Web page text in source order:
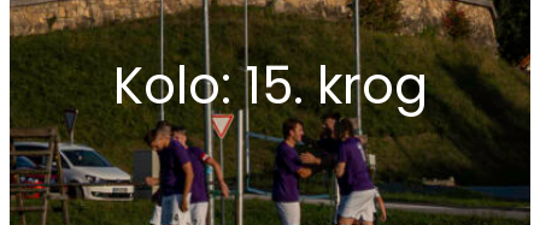
Kolo:15. krog